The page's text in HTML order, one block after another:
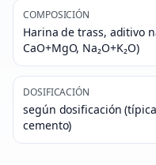
COMPOSICIÓN
Harina de trass, aditivo
CaO+MgO, Na₂O+K₂O)
DOSIFICACIÓN
según dosificación
cemento)